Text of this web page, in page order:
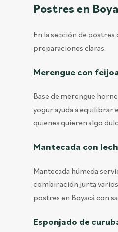
Postres en
En la sección de
preparaciones claras.
Merengue con
Base de merengue
yogur ayuda a equilibrar
quienes quieren algo
Mantecada con
Mantecada húmeda
combinación junta
postres en Boyacá con
Esponjado de